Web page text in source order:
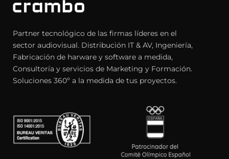
Partner tecnológico de las firmas líderes en el
sector audiovisual. Distribución IT & AV, Ingeniería,
Fabricación de harware y software a medida,
Consultoría y servicios de Marketing y Formación.
Soluciones 360º a la medida de tus proyectos.